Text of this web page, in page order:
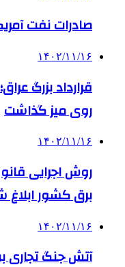
صادرات نفت
۱۴۰۲/۱۱/۱۶
روی میز گذاشت
۱۴۰۲/۱۱/۱۶
روش اجرایی
برق کشور ابلاغ
۱۴۰۲/۱۱/۱۶
آتش جنگ تجاری